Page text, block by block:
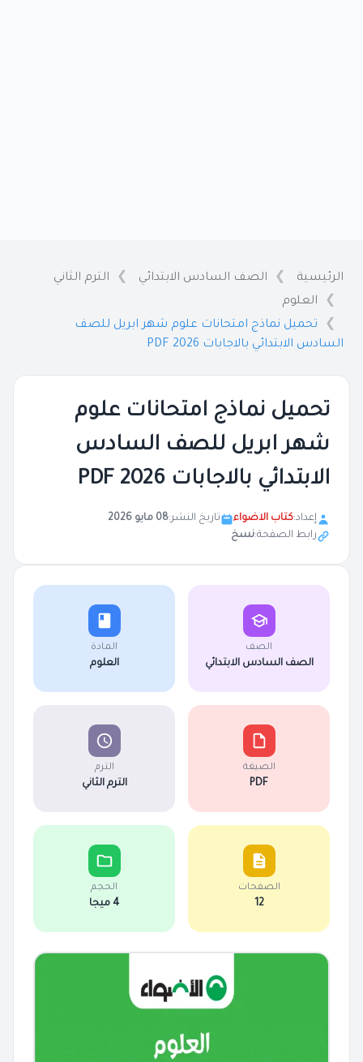
الرئيسية الصف السادس الابتدائي
الترم الثاني
العلوم
تحميل نماذج امتحانات علوم شهر ابريل للصف
السادس الابتدائي بالاجابات 2026 PDF
تحميل نماذج امتحانات علوم
شهر ابريل للصف السادس
الابتدائي بالاجابات 2026 PDF
إعداد:كتاب الاضواء تاريخ النشر:08 مايو 2026
رابط الصفحة:نسخ
الصف
الصف السادس الابتدائي
المادة
العلوم
الصيغة
PDF
الترم
الترم الثاني
الصفحات
12
الحجم
4 ميجا